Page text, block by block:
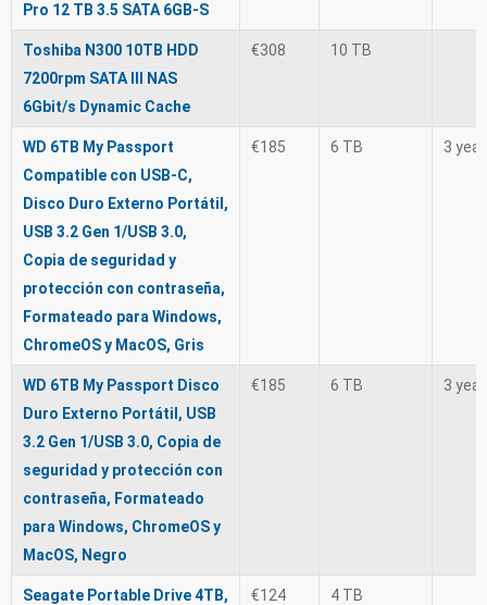
Pro 12 TB 3.5 SATA 6GB-S
Toshiba N300 10TB HDD
7200rpm SATA III NAS
6Gbit/s Dynamic Cache
€308 10 TB
WD 6TB My Passport
Compatible con USB-C,
Disco Duro Externo Portátil,
USB 3.2 Gen 1/USB 3.0,
Copia de seguridad y
protección con contraseña,
Formateado para Windows,
ChromeOS y MacOS, Gris
€185 6 TB 3
WD 6TB My Passport Disco
Duro Externo Portátil, USB
3.2 Gen 1/USB 3.0, Copia de
seguridad y protección con
contraseña, Formateado
para Windows, ChromeOS y
MacOS, Negro
€185 6 TB 3
Seagate Portable Drive 4TB,
€124 4 TB